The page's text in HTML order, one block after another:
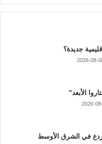
جديدة؟
2026-08-
الأبعد”
2026-
في الشرق الأوسط